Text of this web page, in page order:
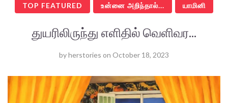
TOP FEATURED உன்னை அறிந்தால்... யாமினி
துயரிலிருந்து எளிதில் வெளிவர...
byherstories on October 18, 2023